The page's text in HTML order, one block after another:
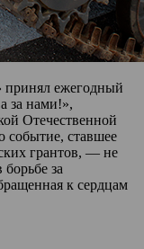
принял ежегодный
за нами!»,
Отечественной
событие, ставшее
грантов, — не
за
к сердцам